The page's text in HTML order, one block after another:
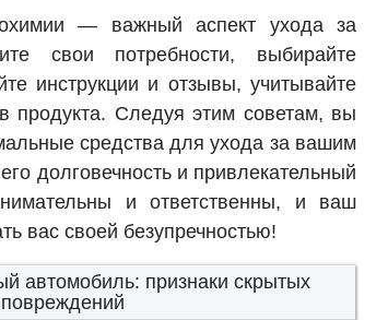
— важный аспект ухода за
свои потребности, выбирайте
инструкции и отзывы, учитывайте
продукта. Следуя этим советам, вы
средства для ухода за вашим
долговечность и привлекательный
и ответственны, и ваш
вас своей безупречностью!
автомобиль: признаки скрытых
повреждений